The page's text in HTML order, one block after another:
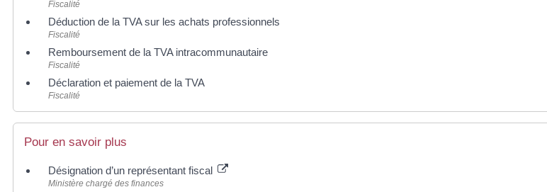
Fiscalité
Déduction de la TVA sur les achats professionnels
Fiscalité
Remboursement de la TVA intracommunautaire
Fiscalité
Déclaration et paiement de la TVA
Fiscalité
Pour en savoir plus
Désignation d’un représentant fiscal
Ministère chargé des finances